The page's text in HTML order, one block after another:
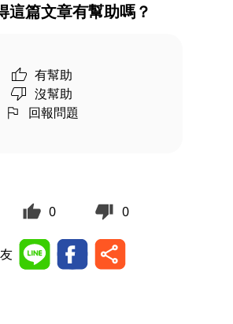
這篇文章有幫助嗎？
有幫助
沒幫助
回報問題
0 0